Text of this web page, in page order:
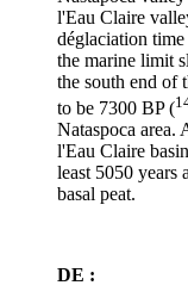
l'Eau Claire
déglaciation
the marine limit
the south end of
to be 7300 BP (
Nataspoca area.
l'Eau Claire
least 5050 years
basal peat.
DE :